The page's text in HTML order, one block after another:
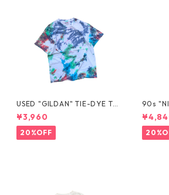
USED "GILDAN" TIE-DYE TE
E
¥3,960
20%OFF
90s
HORTS